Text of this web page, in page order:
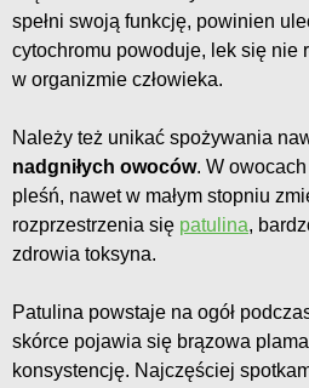
spełni swoją funkcję, powinien
cytochromu powoduje, lek się nie
w organizmie człowieka.
Należy też unikać spożywania
nadgniłych owoców. W
pleśń, nawet w małym stopniu
rozprzestrzenia się patulina,
zdrowia toksyna.
Patulina powstaje na ogół
skórce pojawia się brązowa
konsystencję. Najczęściej